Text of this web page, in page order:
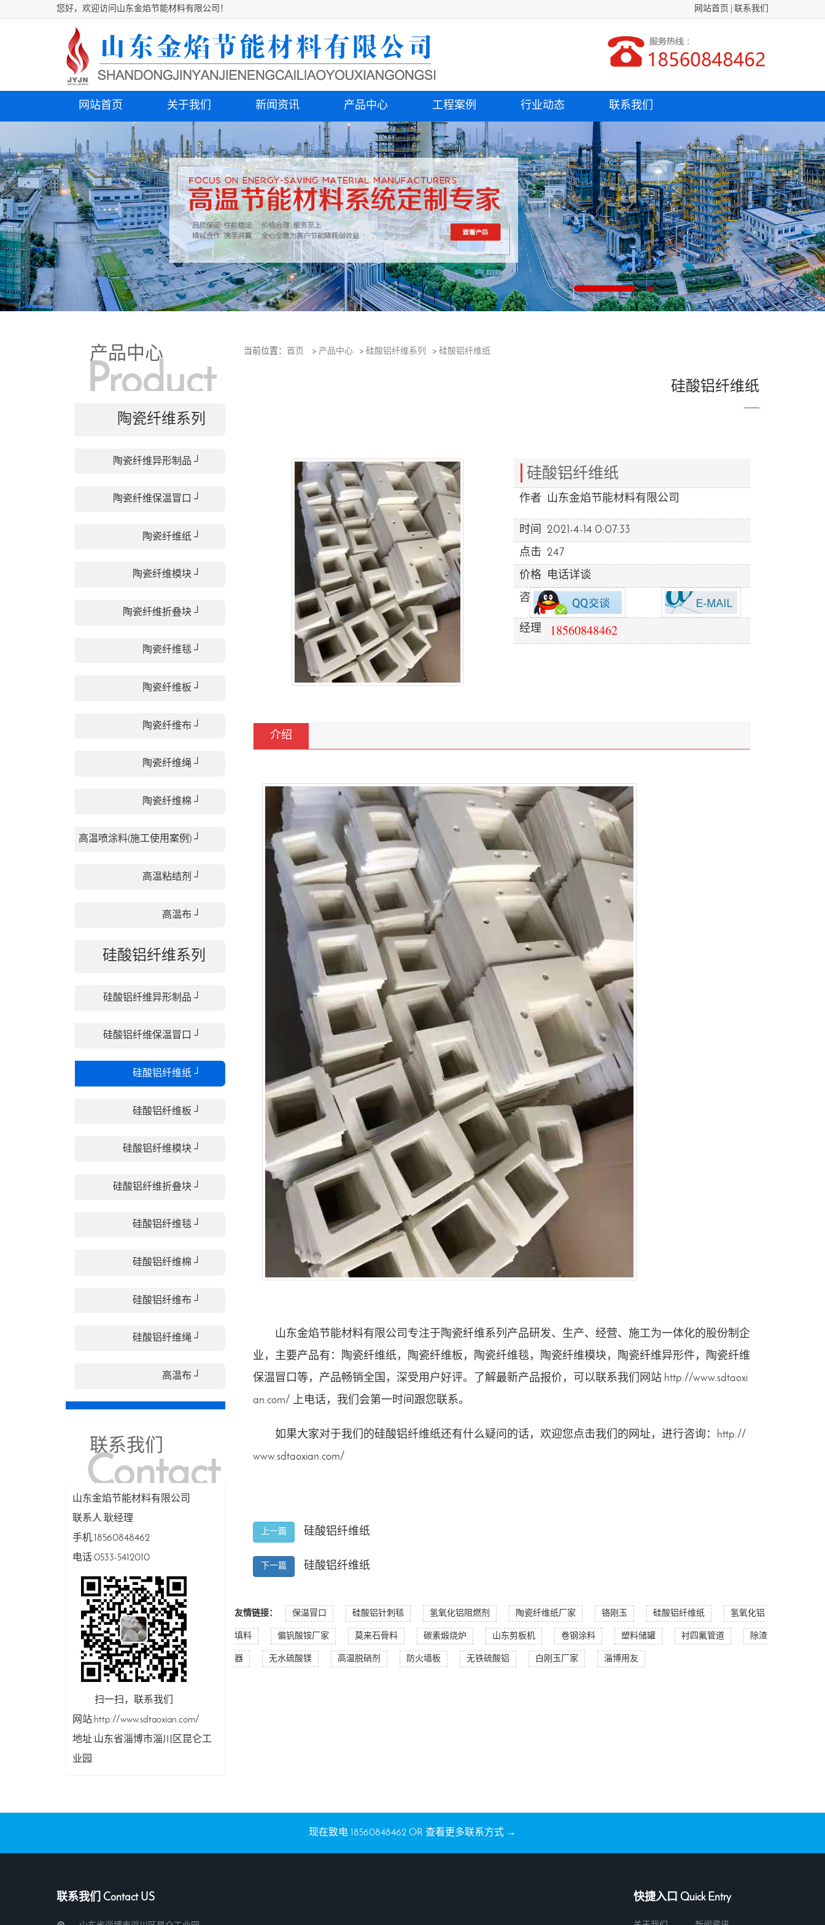
您好，欢迎访问山东金焰节能材料有限公司！ 网站首页 联系我们
网站首页 关于我们 新闻资讯 产品中心 工程案例 行业动态 联系我们
2
产品中心
Product
Display
陶瓷纤维系列
陶瓷纤维异形制品 ┘
陶瓷纤维保温冒口 ┘
陶瓷纤维纸 ┘
陶瓷纤维模块 ┘
陶瓷纤维折叠块 ┘
陶瓷纤维毯 ┘
陶瓷纤维板 ┘
陶瓷纤维布 ┘
陶瓷纤维绳 ┘
陶瓷纤维棉 ┘
高温喷涂料(施工使用案例) ┘
高温粘结剂 ┘
高温布 ┘
硅酸铝纤维系列
硅酸铝纤维异形制品 ┘
硅酸铝纤维保温冒口 ┘
硅酸铝纤维纸 ┘
硅酸铝纤维板 ┘
硅酸铝纤维模块 ┘
硅酸铝纤维折叠块 ┘
硅酸铝纤维毯 ┘
硅酸铝纤维棉 ┘
硅酸铝纤维布 ┘
硅酸铝纤维绳 ┘
高温布 ┘
联系我们
Contact
Us
山东金焰节能材料有限公司
联系人:耿经理
手机:18560848462
电话:0533-5412010
扫一扫，联系我们
网站:http://www.sdtaoxian.com/
地址:山东省淄博市淄川区昆仑工
业园
当前位置： 首页 > 产品中心 > 硅酸铝纤维系列 > 硅酸铝纤维纸
硅酸铝纤维纸
硅酸铝纤维纸
作者 山东金焰节能材料有限公司
时间 2021-4-14 0:07:33
点击 247
价格 电话详谈
咨询
经理 18560848462
介绍
山东金焰节能材料有限公司专注于陶瓷纤维系列产品研发、生产、经营、施工为一体化的股份制企
业，主要产品有：
陶瓷纤维纸， 陶瓷纤维板， 陶瓷纤维毯， 陶瓷纤维模块， 陶瓷纤维异形件，
陶瓷纤维
保温冒口等，产品畅销全国，深受用户好评。了解最新产品报价，可以联系我们网站 http://www.sdtaoxi
an.com/ 上电话，我们会第一时间跟您联系。
如果大家对于我们的硅酸铝纤维纸还有什么疑问的话，欢迎您点击我们的网址，进行咨询： http://
www.sdtaoxian.com/
上一篇 硅酸铝纤维纸
下一篇 硅酸铝纤维纸
友情链接： 保温冒口 硅酸铝针刺毯 氢氧化铝阻燃剂 陶瓷纤维纸厂家 铬刚玉 硅酸铝纤维纸 氢氧化铝
填料 偏钒酸铵厂家 莫来石骨料 碳素煅烧炉 山东剪板机 卷钢涂料 塑料储罐 衬四氟管道 除渣
器 无水硫酸镁 高温脱硝剂 防火墙板 无铁硫酸铝 白刚玉厂家 淄博用友
现在致电 18560848462 OR 查看更多联系方式 →
联系我们 Contact US 快捷入口 Quick Entry